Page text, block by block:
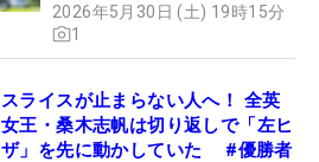
2026年5月30日 (土) 19時15分
1
スライスが止まらない人へ！ 全英
女王・桑木志帆は切り返しで「左ヒ
ザ」を先に動かしていた #優勝者